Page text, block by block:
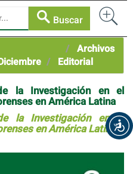
Buscar
Archivos
Editorial
la Investigación en el
en América Latina
la Investigación en el
en América Latina